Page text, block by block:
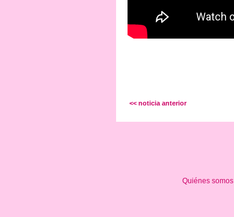
<< noticia anterior
Quiénes somos